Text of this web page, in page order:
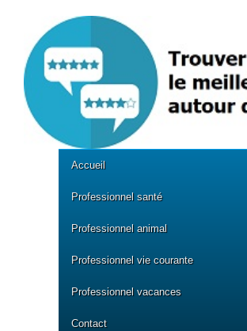
Accueil
Professionnel santé
Professionnel animal
Professionnel vie courante
Professionnel vacances
Contact